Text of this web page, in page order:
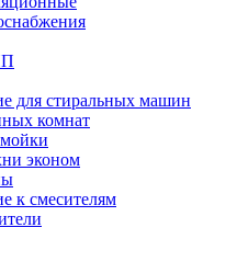
для стиральных машин
комнат
эконом
к смесителям